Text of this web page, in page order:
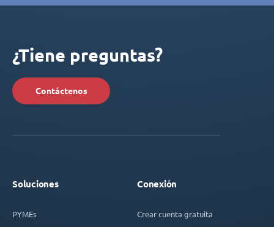
¿Tiene preguntas?
Contáctenos
Soluciones
PYMEs
Conexión
Crear cuenta gratuita